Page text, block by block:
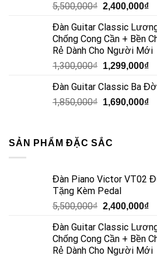
5,500,000₫ 2,400,000₫
Đàn Guitar Classic
Chống Cong Cần + Bền
Rẻ Dành Cho Người Mới
1,300,000₫ 1,299,000₫
Đàn Guitar Classic Ba
1,850,000₫ 1,690,000₫
SẢN PHẨM ĐẶC SẮC
Đàn Piano Victor VT02
Tặng Kèm Pedal
5,500,000₫ 2,400,000₫
Đàn Guitar Classic
Chống Cong Cần + Bền
Rẻ Dành Cho Người Mới